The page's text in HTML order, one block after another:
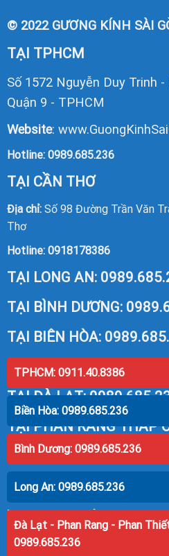
© 2022 GƯƠNG KÍNH SÀI
TẠI TPHCM
Số 1572 Nguyễn Duy Trinh
Quận 9 - TPHCM
Website:
Hotline: 0989.685.236
TẠI CẦN THƠ
Địa chỉ:Số 98 Đường Trần Văn
Thơ
Hotline: 0918178386
TẠI LONG AN:
TẠI BÌNH DƯƠNG:
TẠI BIÊN HÒA:
TẠI VŨNG TÀU:
TẠI ĐÀ LẠT:
TẠI PHAN RANG THÁP
TẠI PHAN THIẾT:
TẠI NHA TRANG:
TẠI QUY NHƠN:
TPHCM: 0911.40.8386
Biền Hòa: 0989.685.236
Bình Dương: 0989.685.236
Long An: 0989.685.236
Đà Lạt - Phan Rang - Phan
0989.685.236